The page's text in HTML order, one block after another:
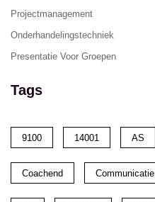
Projectmanagement
Onderhandelingstechniek
Presentatie Voor Groepen
Tags
9100 14001 AS
Coachend Communicatie